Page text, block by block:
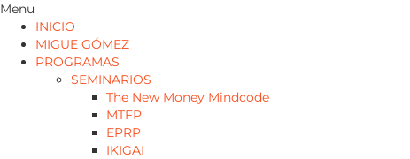
Menu
INICIO
MIGUE GÓMEZ
PROGRAMAS
SEMINARIOS
The New Money Mindcode
MTFP
EPRP
IKIGAI